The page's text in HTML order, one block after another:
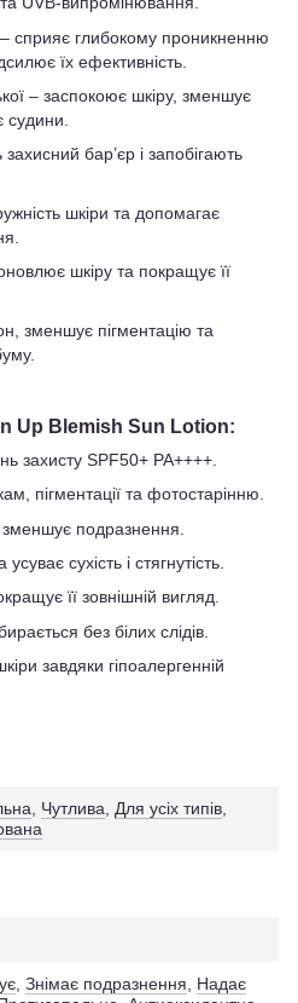
сприяє глибокому проникненню
їх ефективність.
– заспокоює шкіру, зменшує
судини.
бар’єр і запобігають
шкіри та допомагає
шкіру та покращує її
зменшує пігментацію та
Up Blemish Sun Lotion:
захисту SPF50+ PA++++.
пігментації та фотостарінню.
подразнення.
сухість і стягнутість.
її зовнішній вигляд.
без білих слідів.
завдяки гіпоалергенній
Чутлива Для усіх типів
Знімає подразнення
Надає